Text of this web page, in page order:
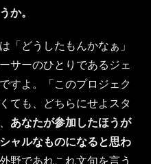
か。
「どうしたもんかなぁ」
サーのひとりであるジェ
すよ。「このプロジェク
ても、どちらにせよスタ
あなたが参加したほうが
ャルなものになると思わ
野であれこれ文句を言う